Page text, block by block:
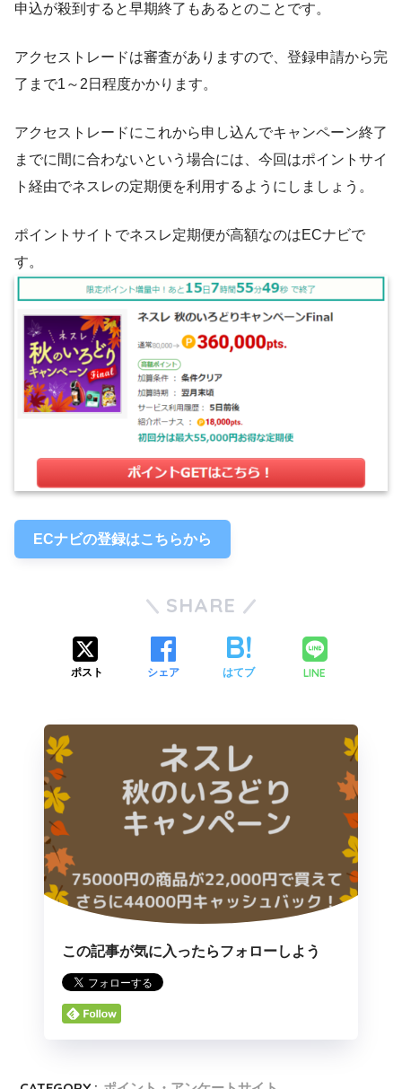
申込が殺到すると早期終了もあるとのことです。
アクセストレードは審査がありますので、登録申請から完
了まで1～2日程度かかります。
アクセストレードにこれから申し込んでキャンペーン終了
までに間に合わないという場合には、今回はポイントサイ
ト経由でネスレの定期便を利用するようにしましょう。
ポイントサイトでネスレ定期便が高額なのはECナビで
す。
ECナビの登録はこちらから
SHARE
ポスト シェア はてブ LINE
この記事が気に入ったらフォローしよう